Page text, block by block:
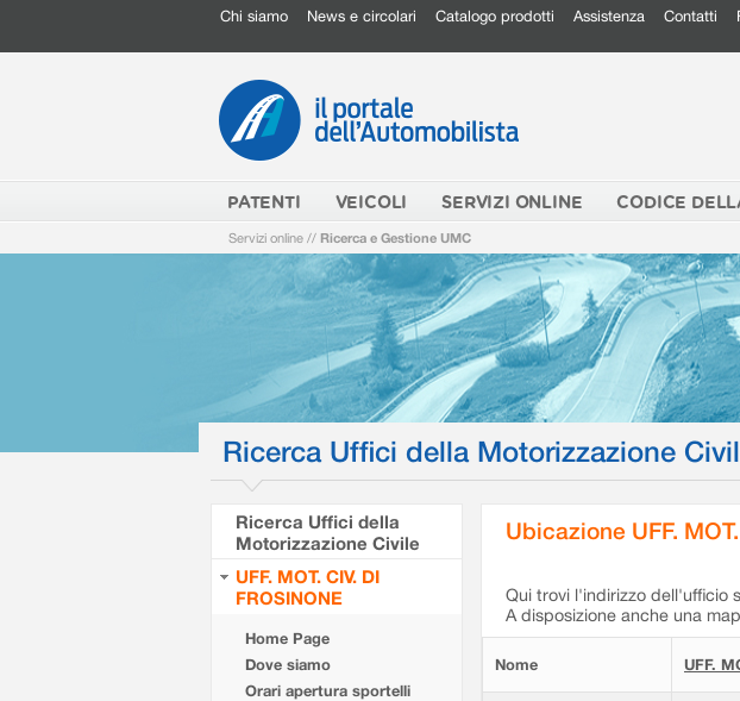
Chi siamo News e circolari Catalogo prodotti Assistenza Contatti
PATENTI VEICOLI SERVIZI ONLINE CODICE
Servizi online // Ricerca e Gestione UMC
Ricerca Uffici della Motorizzazione
Ricerca Uffici della
Motorizzazione Civile
UFF. MOT. CIV. DI
FROSINONE
Home Page
Dove siamo
Orari apertura sportelli
Ubicazione UFF.
Qui trovi l'indirizzo dell'ufficio
A disposizione anche una
Nome UFF.